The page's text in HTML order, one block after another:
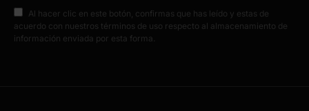
Al hacer clic en este botón, confirmas que has leído y estas de
acuerdo con nuestros términos de uso respecto al almacenamiento de
información enviada por esta forma.